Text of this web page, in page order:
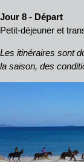
Jour 8 - Départ
Petit-déjeuner et
Les itinéraires sont
la saison, des